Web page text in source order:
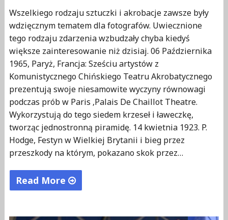
a
z
d
j
ę
ć
"
Wszelkiego rodzaju sztuczki i akrobacje zawsze były
wdzięcznym tematem dla fotografów. Uwiecznione
tego rodzaju zdarzenia wzbudzały chyba kiedyś
większe zainteresowanie niż dzisiaj. 06 Października
1965, Paryż, Francja: Sześciu artystów z
Komunistycznego Chińskiego Teatru Akrobatycznego
prezentują swoje niesamowite wyczyny równowagi
podczas prób w Paris ‚Palais De Chaillot Theatre.
Wykorzystują do tego siedem krzeseł i ławeczkę,
tworząc jednostronną piramidę. 14 kwietnia 1923. P.
Hodge, Festyn w Wielkiej Brytanii i bieg przez
przeszkody na którym, pokazano skok przez…
Read More